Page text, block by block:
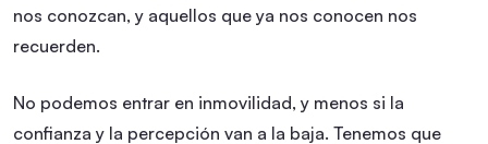
nos conozcan, y aquellos que ya nos conocen nos
recuerden.
No podemos entrar en inmovilidad, y menos si la
confianza y la percepción van a la baja. Tenemos que